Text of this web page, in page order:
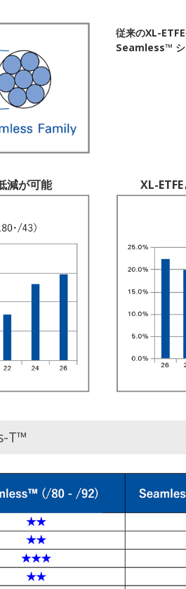
従来のXL-
Seamless™ シ
減が可能 XL-
T™